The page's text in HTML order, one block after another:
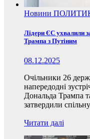
Новини
Лідери ЄС ухвалили
Трампа з Путіним
08.12.2025
Очільники 26
напередодні
Дональда Трампа
затвердили
Читати далі